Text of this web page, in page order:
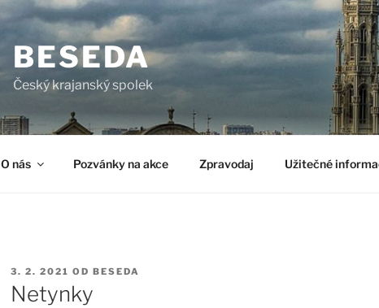
BESEDA
Český krajanský spolek
O nás Pozvánky na akce Zpravodaj Užitečné
PUBLIKOVÁNO
3. 2. 2021 OD BESEDA
Netynky